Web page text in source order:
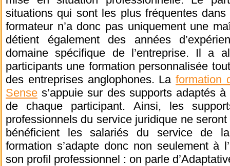
situations qui sont les plus fréquentes
formateur n’a donc pas uniquement une
détient également des années
domaine spécifique de l’entreprise. Il a
participants une formation personnalisée
des entreprises anglophones. Laformation
Sense s’appuie sur des supports adaptés
de chaque participant. Ainsi, les
professionnels du service juridique ne
bénéficient les salariés du service de
formation s’adapte donc non seulement à
son profil professionnel : on parle